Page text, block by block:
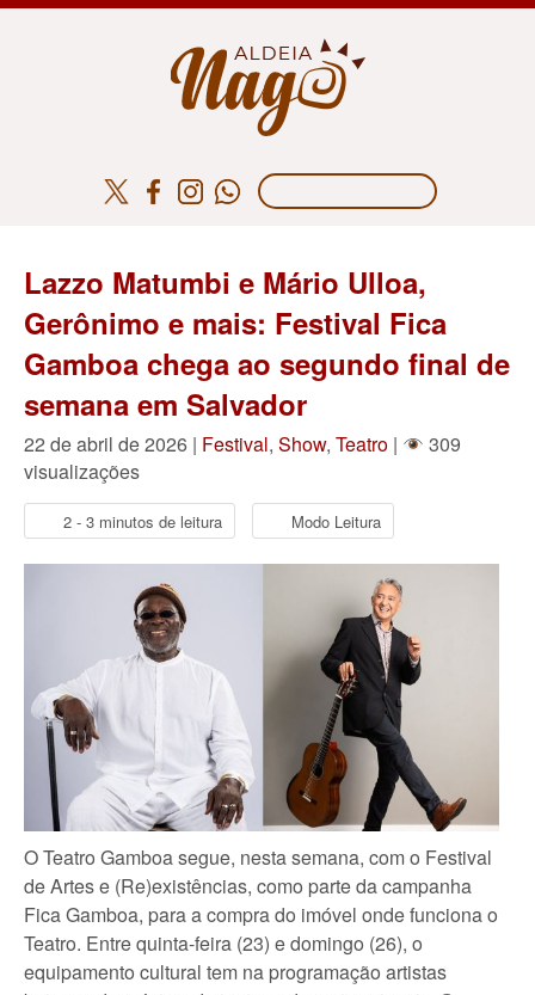
Lazzo Matumbi e Mário Ulloa,
Gerônimo e mais: Festival Fica
Gamboa chega ao segundo final de
semana em Salvador
22 de abril de 2026 | Festival, Show, Teatro |
309
visualizações
2 - 3 minutos de leitura Modo Leitura
O Teatro Gamboa segue, nesta semana, com o Festival
de Artes e (Re)existências, como parte da campanha
Fica Gamboa, para a compra do imóvel onde funciona o
Teatro. Entre quinta-feira (23) e domingo (26), o
equipamento cultural tem na programação artistas